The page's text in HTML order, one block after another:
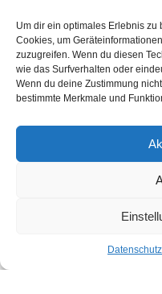
Um dir ein optimales Erlebnis
Cookies, um
zuzugreifen. Wenn du diesen
wie das Surfverhalten oder
Wenn du deine Zustimmung
bestimmte Merkmale und
Kundenstimmen
43